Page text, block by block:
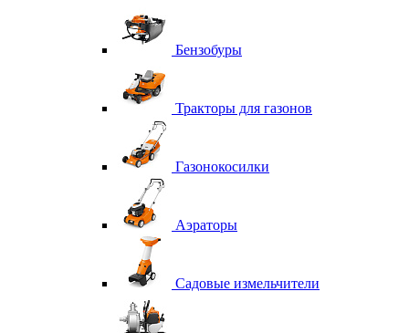
Бензобуры
Тракторы для газонов
Газонокосилки
Аэраторы
Садовые измельчители